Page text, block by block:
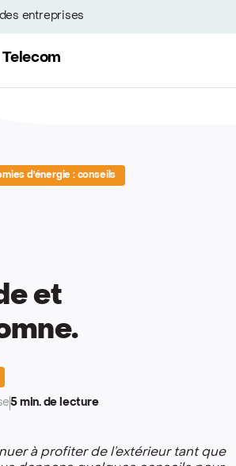
entreprises
Telecom
d'énergie : conseils
et
5 min. de lecture
à profiter de l’extérieur tant que